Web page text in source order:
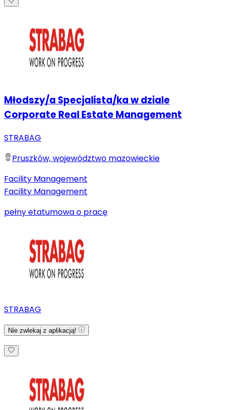
Młodszy/a Specjalista/ka w dziale
Corporate Real Estate Management
STRABAG
Pruszków, województwo mazowieckie
Facility Management
Facility Management
pełny etatumowa o pracę
STRABAG
Nie zwlekaj z aplikacją!